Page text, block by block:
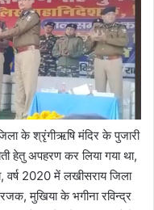
के श्रृंगीऋषि मंदिर के पुजारी
हेतु अपहरण कर लिया गया था,
वर्ष 2020 में लखीसराय जिला
मुखिया के भगीना रविन्द्र